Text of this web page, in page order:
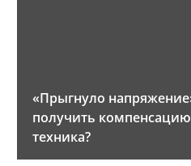
«Прыгнуло
получить
техника?